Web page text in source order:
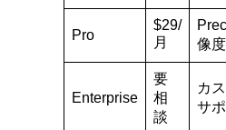
Pro
$29/
月
像
Enterprise
要
相
談
カ
サ